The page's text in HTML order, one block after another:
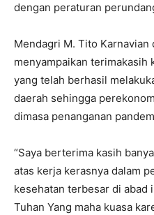
dengan peraturan
Mendagri M. Tito Karnavian
menyampaikan terimakasih
yang telah berhasil
daerah sehingga
dimasa penanganan
“Saya berterima kasih
atas kerja kerasnya dalam
kesehatan terbesar di abad
Tuhan Yang maha kuasa